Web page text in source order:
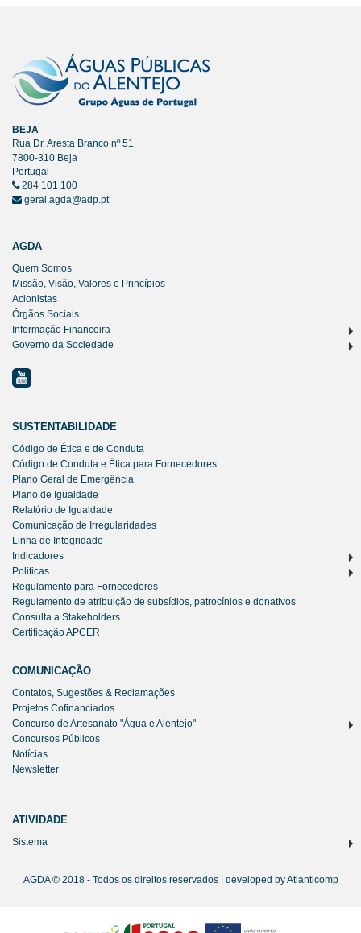
BEJA
Rua Dr. Aresta Branco nº 51
7800-310 Beja
Portugal
284 101 100
geral.agda@adp.pt
AGDA
Quem Somos
Missão, Visão, Valores e Princípios
Acionistas
Órgãos Sociais
Informação Financeira
Governo da Sociedade
SUSTENTABILIDADE
Código de Ética e de Conduta
Código de Conduta e Ética para Fornecedores
Plano Geral de Emergência
Plano de Igualdade
Relatório de Igualdade
Comunicação de Irregularidades
Linha de Integridade
Indicadores
Politicas
Regulamento para Fornecedores
Regulamento de atribuição de subsídios, patrocínios e donativos
Consulta a Stakeholders
Certificação APCER
COMUNICAÇÃO
Contatos, Sugestões & Reclamações
Projetos Cofinanciados
Concurso de Artesanato "Água e Alentejo"
Concursos Públicos
Notícias
Newsletter
ATIVIDADE
Sistema
AGDA © 2018 - Todos os direitos reservados | developed byAtlanticomp